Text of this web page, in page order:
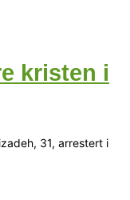
kristen i
31, arrestert i